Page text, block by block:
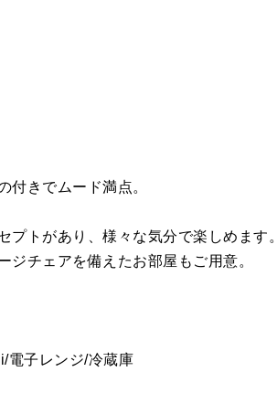
付きでムード満点。
プトがあり、様々な気分で楽しめます。
ジチェアを備えたお部屋もご用意。
電子レンジ/冷蔵庫